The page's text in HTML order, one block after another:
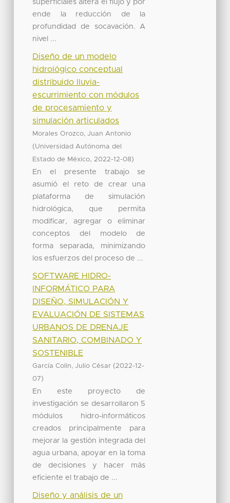
superficiales altera el flujo y por
ende la reducción de la
profundidad de socavación. A
nivel ...
Diseño de un modelo
hidrológico conceptual
distribuido lluvia-
escurrimiento con módulos
de procesamiento y
simulación articulados
Morales Orozco, Juan Antonio
(Universidad Autónoma del
Estado de México, 2022-12-08)
En el presente trabajo se
asumió el reto de crear una
plataforma de simulación
hidrológica, que permita
modificar, agregar o eliminar
conceptos del modelo de
forma separada, minimizando
los esfuerzos del proceso de ...
SOFTWARE HIDRO-
INFORMÁTICO PARA
DISEÑO, SIMULACIÓN Y
EVALUACIÓN DE SISTEMAS
URBANOS DE DRENAJE
SANITARIO, COMBINADO Y
SOSTENIBLE
García Colin, Julio César (2022-12-
07)
En este proyecto de
investigación se desarrollaron 5
módulos hidro-informáticos
creados principalmente para
mejorar la gestión integrada del
agua urbana, apoyar en la toma
de decisiones y hacer más
eficiente el trabajo de ...
Diseño y análisis de un